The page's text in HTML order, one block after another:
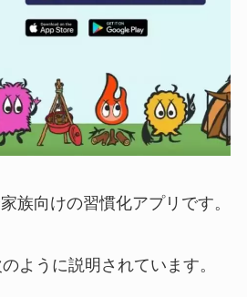
族向けの習慣化アプリです。
ように説明されています。